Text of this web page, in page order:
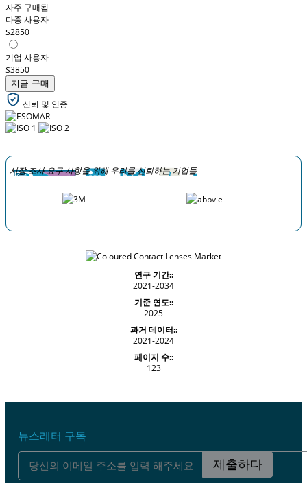
자주 구매됨
다중 사용자
$2850
기업 사용자
$3850
지금 구매
신뢰 및 인증
시장 조사 요구 사항을 위해 우리를 신뢰하는 기업들
연구 기간::
2021-2034
기준 연도::
2025
과거 데이터::
2021-2024
페이지 수::
123
뉴스레터 구독
제출하다